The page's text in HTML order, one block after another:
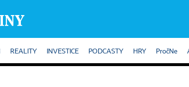
REALITY INVESTICE PODCASTY HRY PročNe